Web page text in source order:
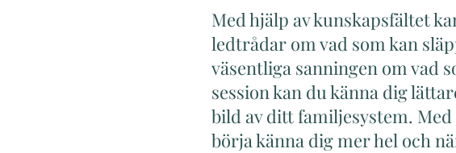
Med hjälp av kunskapsfältet
ledtrådar om vad som kan
väsentliga sanningen om vad
session kan du känna dig
bild av ditt familjesystem.
börja känna dig mer hel och